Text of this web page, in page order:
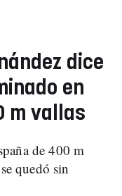
dice
en
m vallas
de 400 m
quedó sin